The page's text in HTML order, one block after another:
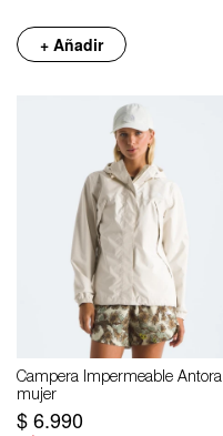
+ Añadir
Campera Impermeable Antora
mujer
$6.990